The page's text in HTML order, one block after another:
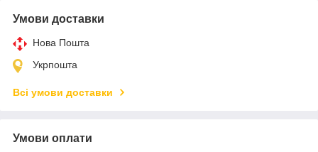
Умови доставки
Нова Пошта
Укрпошта
Всі умови доставки
Умови оплати